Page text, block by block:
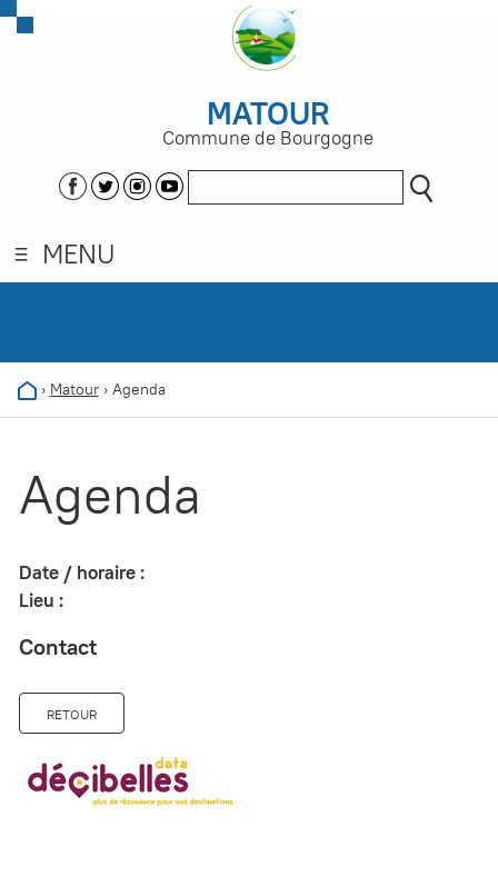
MATOUR
Commune de Bourgogne
MENU
› Matour› Agenda
Agenda
Date / horaire :
Lieu :
Contact
RETOUR